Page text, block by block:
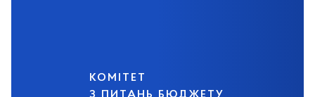
КОМІТЕТ